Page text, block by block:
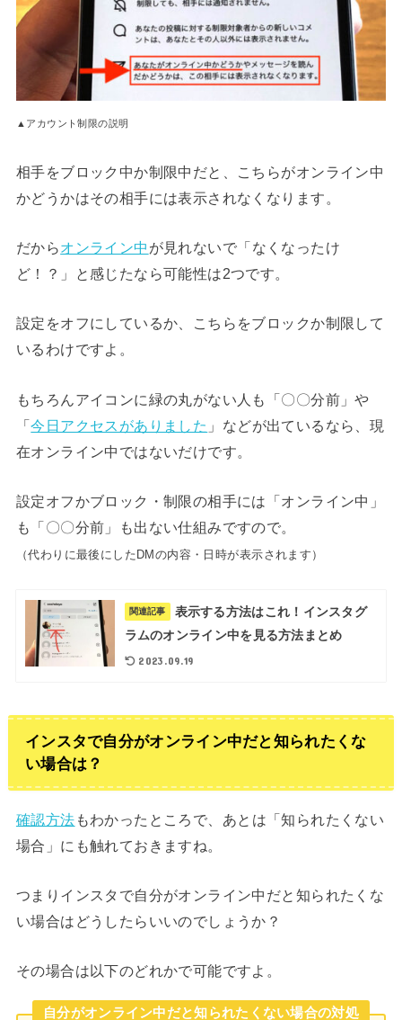
▲アカウント制限の説明
相手をブロック中か制限中だと、こちらがオンライン中
かどうかはその相手には表示されなくなります。
だからオンライン中 が見れないで「なくなったけ
ど！？」と感じたなら可能性は2つです。
設定をオフにしているか、こちらをブロックか制限して
いるわけですよ。
もちろんアイコンに緑の丸がない人も「〇〇分前」や
「今日アクセスがありました 」などが出ているなら、現
在オンライン中ではないだけです。
設定オフかブロック・制限の相手には「オンライン中」
も「〇〇分前」も出ない仕組みですので。
（代わりに最後にしたDMの内容・日時が表示されます）
関連記事
表示する方法はこれ！インスタグ
ラムのオンライン中を見る方法まとめ
2023.09.19
インスタで自分がオンライン中だと知られたくな
い場合は？
確認方法 もわかったところで、あとは「知られたくない
場合」にも触れておきますね。
つまりインスタで自分がオンライン中だと知られたくな
い場合はどうしたらいいのでしょうか？
その場合は以下のどれかで可能ですよ。
自分がオンライン中だと知られたくない場合の対処